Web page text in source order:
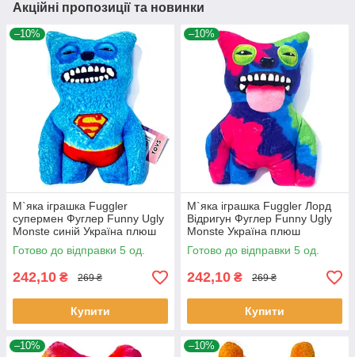
Акційні пропозиції та новинки
–10%
М`яка іграшка Fuggler
супермен Фуглер Funny Ugly
Monste синій Україна плюш
25*17*6см (00516-3)
Готово до відправки 5 од.
242,10 ₴ 269 ₴
Купити
–10%
М`яка іграшка Fuggler Лорд
Відригун Фуглер Funny Ugly
Monste Україна плюш
24*16*5см (00516-6)
Готово до відправки 5 од.
242,10 ₴ 269 ₴
Купити
–10% –10%